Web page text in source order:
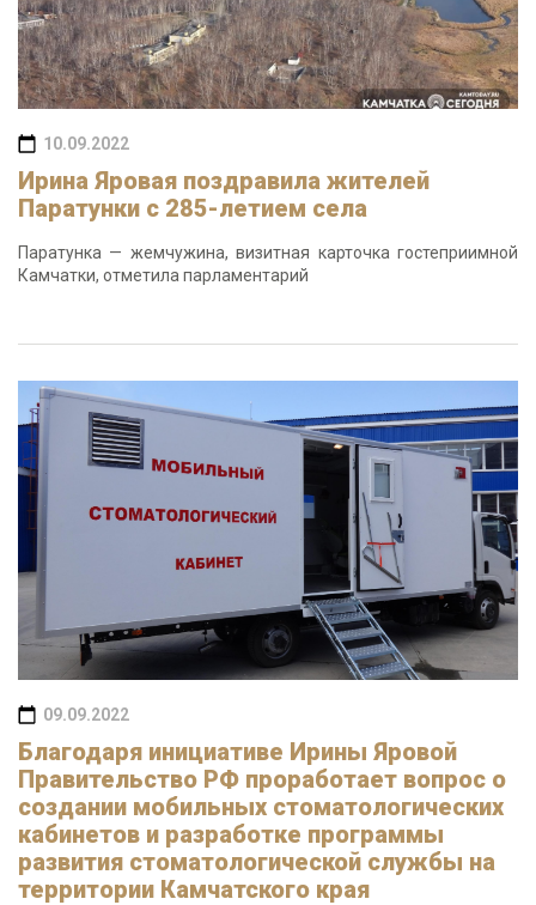
10.09.2022
Ирина Яровая поздравила жителей
Паратунки с 285-летием села
Паратунка — жемчужина, визитная карточка гостеприимной
Камчатки, отметила парламентарий
09.09.2022
Благодаря инициативе Ирины Яровой
Правительство РФ проработает вопрос о
создании мобильных стоматологических
кабинетов и разработке программы
развития стоматологической службы на
территории Камчатского края